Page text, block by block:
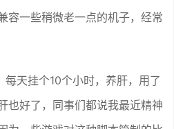
容一些稍微老一点的机子，经常
每天挂个10个小时，养肝，用了
也好了，同事们都说我最近精神